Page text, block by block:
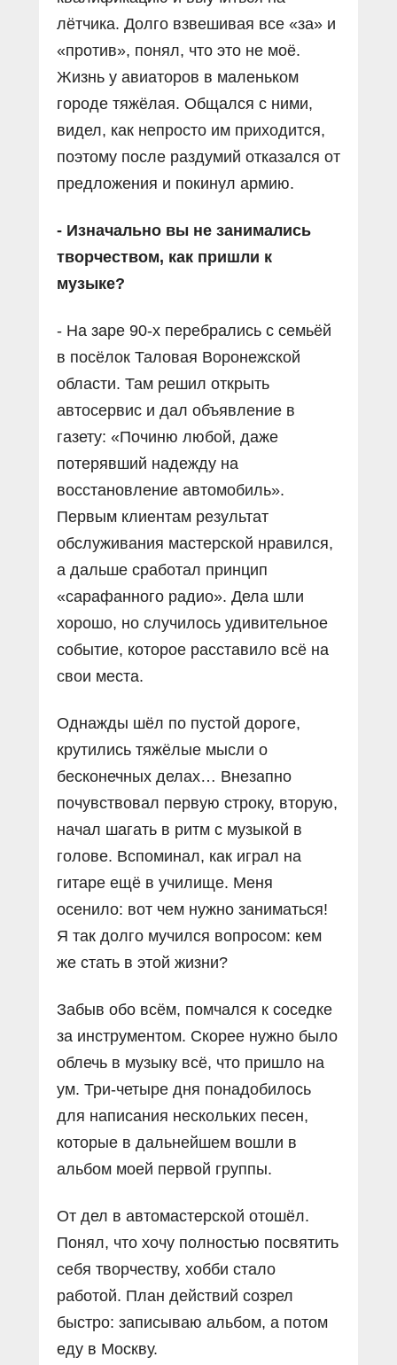
лётчика. Долго взвешивая все «за» и
«против», понял, что это не моё.
Жизнь у авиаторов в маленьком
городе тяжёлая. Общался с ними,
видел, как непросто им приходится,
поэтому после раздумий отказался от
предложения и покинул армию.
- Изначально вы не занимались
творчеством, как пришли к
музыке?
- На заре 90-х перебрались с семьёй
в посёлок Таловая Воронежской
области. Там решил открыть
автосервис и дал объявление в
газету: «Починю любой, даже
потерявший надежду на
восстановление автомобиль».
Первым клиентам результат
обслуживания мастерской нравился,
а дальше сработал принцип
«сарафанного радио». Дела шли
хорошо, но случилось удивительное
событие, которое расставило всё на
свои места.
Однажды шёл по пустой дороге,
крутились тяжёлые мысли о
бесконечных делах… Внезапно
почувствовал первую строку, вторую,
начал шагать в ритм с музыкой в
голове. Вспоминал, как играл на
гитаре ещё в училище. Меня
осенило: вот чем нужно заниматься!
Я так долго мучился вопросом: кем
же стать в этой жизни?
Забыв обо всём, помчался к соседке
за инструментом. Скорее нужно было
облечь в музыку всё, что пришло на
ум. Три-четыре дня понадобилось
для написания нескольких песен,
которые в дальнейшем вошли в
альбом моей первой группы.
От дел в автомастерской отошёл.
Понял, что хочу полностью посвятить
себя творчеству, хобби стало
работой. План действий созрел
быстро: записываю альбом, а потом
еду в Москву.